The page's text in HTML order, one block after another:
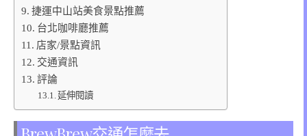
捷運中山站美食景點推薦
台北咖啡廳推薦
店家/景點資訊
交通資訊
評論
延伸閱讀